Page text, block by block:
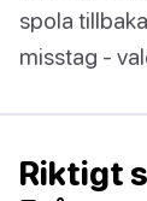
spola
misstag -
Riktigt